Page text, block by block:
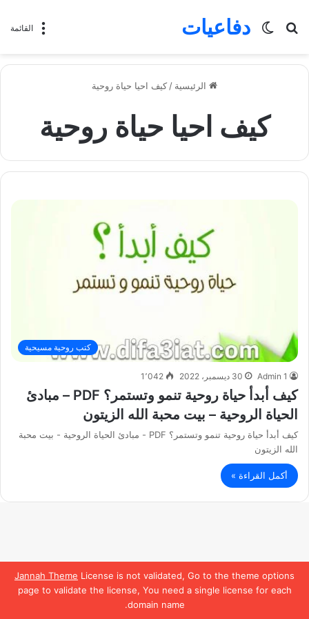
Jannah Theme License is not validated, Go to the theme options
page to validate the license, You need a single license for each
domain name.
القائمة دفاعيات
بحث
الوضع
الرئيسية / كيف احيا حياة روحية
كيف احيا حياة روحية
كتب روحية مسيحية
Admin 1 30 ديسمبر، 2022 1٬042
كيف أبدأ حياة روحية تنمو وتستمر؟ PDF – مبادئ
الحياة الروحية – بيت محبة الله الزيتون
كيف أبدأ حياة روحية تنمو وتستمر؟ PDF - مبادئ الحياة الروحية - بيت محبة
الله الزيتون
أكمل القراءة »